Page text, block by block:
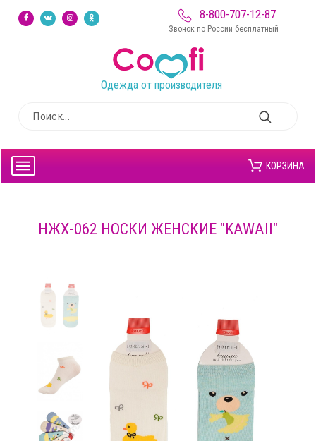
8-800-707-12-87
Звонок по России бесплатный
Одежда от производителя
КОРЗИНА
НЖХ-062 НОСКИ ЖЕНСКИЕ "KAWAII"